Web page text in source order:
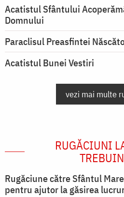
Acatistul Sfântului
Domnului
Paraclisul Preasfintei
Acatistul Bunei Vestiri
vezi mai multe
RUGĂCIUNI
Rugăciune către Sfântul
pentru ajutor la găsirea